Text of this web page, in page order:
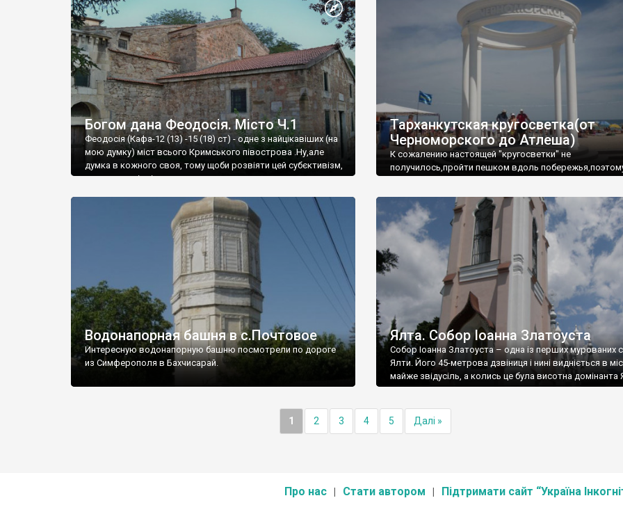
Богом дана Феодосія. Місто Ч.1
Феодосія (Кафа-12 (13) -15 (18) ст) - одне з найцікавіших (на
мою думку) міст всього Кримського півострова .Ну,але
думка в кожного своя, тому щоби розвіяти цей субєктивізм,
запрошую відвідати це
Тарханкутская кругосветка(от
Черноморского до Атлеша)
К сожалению настоящей "кругосветки" не
получилось,пройти пешком вдоль
Водонапорная башня в с.Почтовое
Интересную водонапорную башню посмотрели по дороге
из Симферополя в Бахчисарай.
Ялта. Собор Іоанна Златоуста
Собор Іоанна Златоуста – одна із перших мурованих
Ялти. Його 45-метрова дзвіниця і нині видніється в
майже звідусіль, а колись це була висотна домінанта
1 2 3 4 5 Далі »
Про нас Стати автором Підтримати сайт “Україна